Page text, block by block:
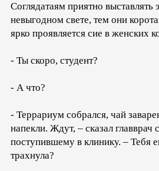
Соглядатаям приятно выставлять
невыгодном свете, тем они
ярко проявляется сие в женских
- Ты скоро, студент?
- А что?
- Террариум собрался, чай
напекли. Ждут, – сказал главврач
поступившему в клинику. – Тебя
трахнула?